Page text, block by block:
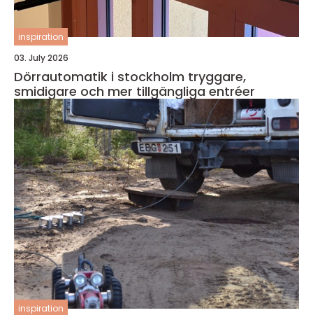
inspiration
03. July 2026
Dörrautomatik i stockholm tryggare,
smidigare och mer tillgängliga entréer
inspiration